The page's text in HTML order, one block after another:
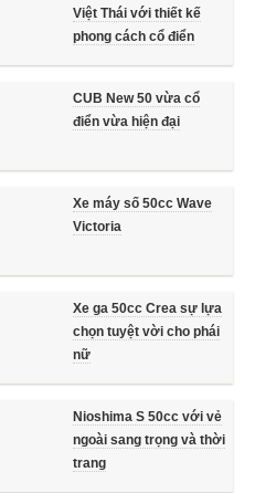
Việt Thái với thiết kế
phong cách cổ điển
CUB New 50 vừa cổ
điển vừa hiện đại
Xe máy số 50cc Wave
Victoria
Xe ga 50cc Crea sự lựa
chọn tuyệt vời cho phái
nữ
Nioshima S 50cc với vẻ
ngoài sang trọng và thời
trang